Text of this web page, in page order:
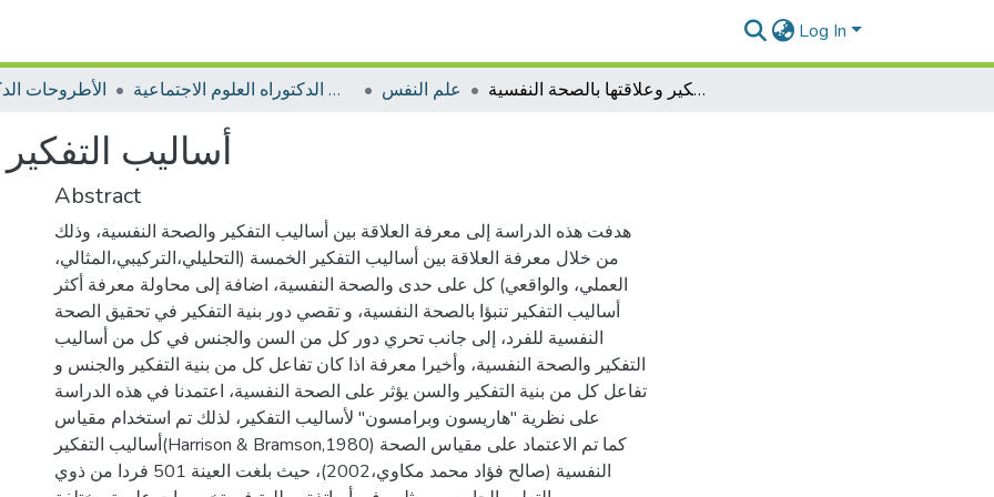
Log In
الأطروحات الأطروحات الدكتوراه العلوم الاجتماعية علم النفس أساليب التفكير وعلاقتها بالصحة النفسية
أساليب
Abstract
هدفت هذه الدراسة إلى معرفة العلاقة بين أساليب التفكير والصحة النفسية، وذلك
من خلال معرفة العلاقة بين أساليب التفكير الخمسة (التحليلي،التركيبي،المثالي،
العملي، والواقعي) كل على حدى والصحة النفسية، اضافة إلى محاولة معرفة أكثر
أساليب التفكير تنبؤا بالصحة النفسية، و تقصي دور بنية التفكير في تحقيق الصحة
النفسية للفرد، إلى جانب تحري دور كل من السن والجنس في كل من أساليب
التفكير والصحة النفسية، وأخيرا معرفة اذا كان تفاعل كل من بنية التفكير والجنس و
تفاعل كل من بنية التفكير والسن يؤثر على الصحة النفسية، اعتمدنا في هذه الدراسة
على نظرية "هاريسون وبرامسون" لأساليب التفكير، لذلك تم استخدام مقياس
أساليب التفكير(Harrison & Bramson,1980) كما تم الاعتماد على مقياس الصحة
النفسية (صالح فؤاد محمد مكاوي،2002)، حيث بلغت العينة 501 فردا من ذوي